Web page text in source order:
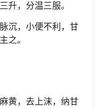
升，分温三服。
沉，小便不利，甘
之。
黄，去上沫，纳甘